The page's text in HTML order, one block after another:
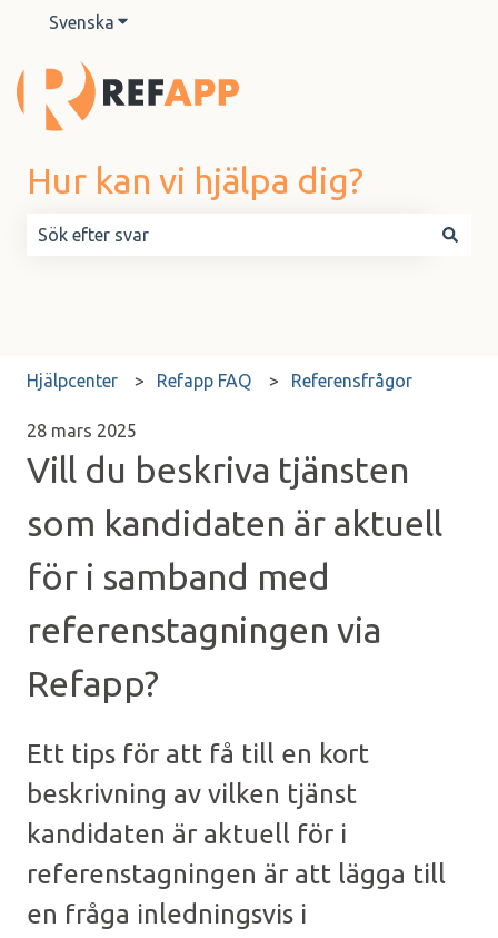
Svenska Visa undermenyer för översättningar
Hur kan vi hjälpa dig?
Hjälpcenter Refapp FAQ Referensfrågor
28 mars 2025
Vill du beskriva tjänsten
som kandidaten är aktuell
för i samband med
referenstagningen via
Refapp?
Ett tips för att få till en kort
beskrivning av vilken tjänst
kandidaten är aktuell för i
referenstagningen är att lägga till
en fråga inledningsvis i